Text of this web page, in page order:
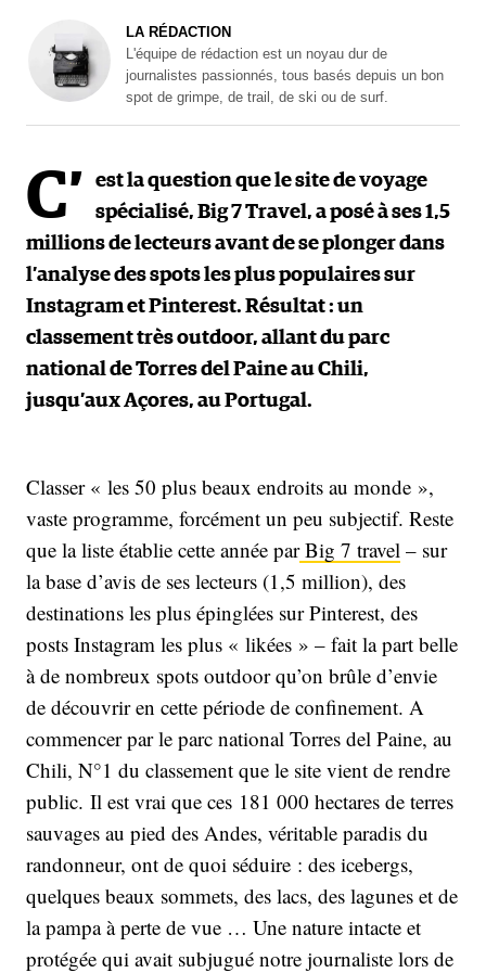
LA RÉDACTION
L'équipe de rédaction est un noyau dur de
journalistes passionnés, tous basés depuis un bon
spot de grimpe, de trail, de ski ou de surf.
C’
est la question que le site de voyage
spécialisé, Big 7 Travel, a posé à ses 1,5
millions de lecteurs avant de se plonger dans
l’analyse des spots les plus populaires sur
Instagram et Pinterest. Résultat : un
classement très outdoor, allant du parc
national de Torres del Paine au Chili,
jusqu’aux Açores, au Portugal.
Classer « les 50 plus beaux endroits au monde »,
vaste programme, forcément un peu subjectif. Reste
que la liste établie cette année parBig 7 travel – sur
la base d’avis de ses lecteurs (1,5 million), des
destinations les plus épinglées sur Pinterest, des
posts Instagram les plus « likées » – fait la part belle
à de nombreux spots outdoor qu’on brûle d’envie
de découvrir en cette période de confinement. A
commencer par le parc national Torres del Paine, au
Chili, N°1 du classement que le site vient de rendre
public. Il est vrai que ces 181 000 hectares de terres
sauvages au pied des Andes, véritable paradis du
randonneur, ont de quoi séduire : des icebergs,
quelques beaux sommets, des lacs, des lagunes et de
la pampa à perte de vue … Une nature intacte et
protégée qui avait subjugué notre journaliste lors de